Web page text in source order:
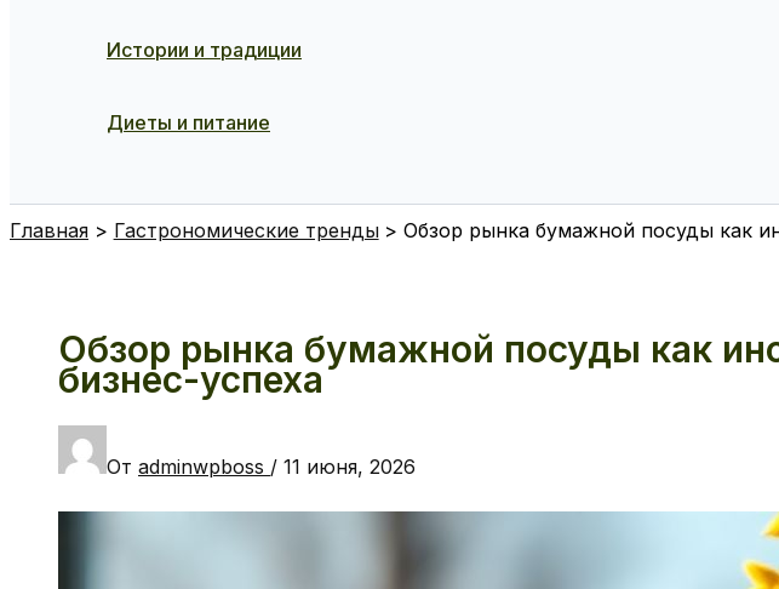
Истории и традиции
Диеты и питание
Главная Гастрономические тренды Обзор рынка бумажной посуды как
Обзор рынка бумажной посуды как
бизнес-успеха
От adminwpboss / 11 июня, 2026